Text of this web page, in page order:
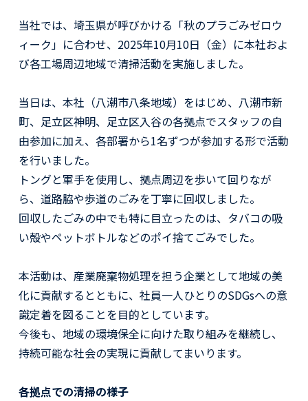
当社では、埼玉県が呼びかける「秋のプラごみゼロウ
ィーク」に合わせ、2025年10月10日（金）に本社およ
び各工場周辺地域で清掃活動を実施しました。
当日は、本社（八潮市八条地域）をはじめ、八潮市新
町、足立区神明、足立区入谷の各拠点でスタッフの自
由参加に加え、各部署から1名ずつが参加する形で活動
を行いました。
トングと軍手を使用し、拠点周辺を歩いて回りなが
ら、道路脇や歩道のごみを丁寧に回収しました。
回収したごみの中でも特に目立ったのは、タバコの吸
い殻やペットボトルなどのポイ捨てごみでした。
本活動は、産業廃棄物処理を担う企業として地域の美
化に貢献するとともに、社員一人ひとりのSDGsへの意
識定着を図ることを目的としています。
今後も、地域の環境保全に向けた取り組みを継続し、
持続可能な社会の実現に貢献してまいります。
各拠点での清掃の様子